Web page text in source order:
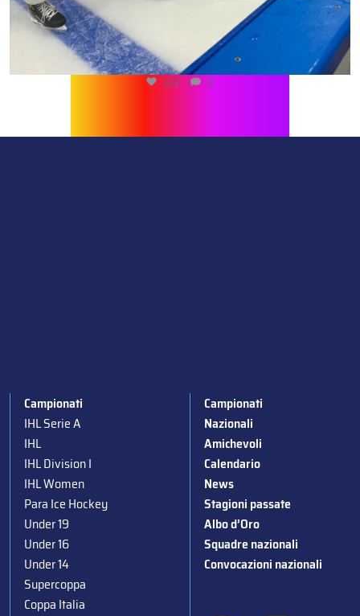
432 0
Campionati
IHL Serie A
IHL
IHL Division I
IHL Women
Para Ice Hockey
Under 19
Under 16
Under 14
Supercoppa
Coppa Italia
Campionati
Nazionali
Amichevoli
Calendario
News
Stagioni passate
Albo d’Oro
Squadre nazionali
Convocazioni nazionali